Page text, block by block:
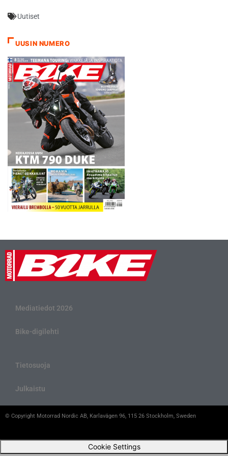
Uutiset
UUSIN NUMERO
Mediatiedot 2026
Bike-digilehti
Tietosuoja
Julkaistu
© Copyright Motorrad Nordic AB, Karlavägen 96, 115 26 Stockholm, Sweden
Cookie Settings